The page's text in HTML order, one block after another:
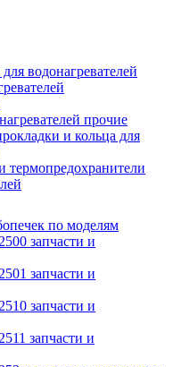
водонагревателей
прочие
и кольца для
термопредохранители
по моделям
запчасти и
запчасти и
запчасти и
запчасти и